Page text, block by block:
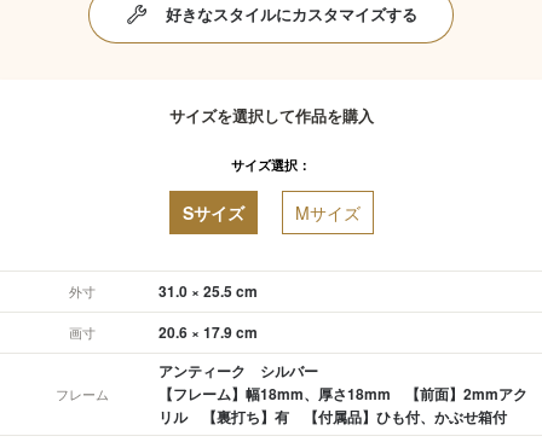
好きなスタイルにカスタマイズする
サイズを選択して作品を購入
サイズ選択：
Sサイズ Mサイズ
外寸 31.0 × 25.5 cm
画寸 20.6 × 17.9 cm
フレーム
アンティーク シルバー
【フレーム】幅18mm、厚さ18mm 【前面】2mmアク
リル 【裏打ち】有 【付属品】ひも付、かぶせ箱付